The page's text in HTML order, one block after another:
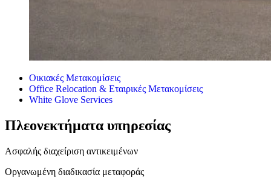
Οικιακές Μετακομίσεις
Office Relocation & Εταιρικές Μετακομίσεις
White Glove Services
Πλεονεκτήματα υπηρεσίας
Ασφαλής διαχείριση αντικειμένων
Οργανωμένη διαδικασία μεταφοράς